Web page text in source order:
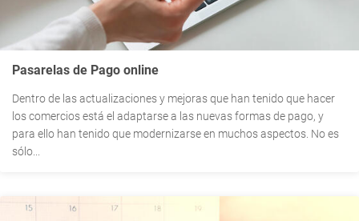
Pasarelas de Pago online
Dentro de las actualizaciones y mejoras que han tenido que hacer
los comercios está el adaptarse a las nuevas formas de pago, y
para ello han tenido que modernizarse en muchos aspectos. No es
sólo...